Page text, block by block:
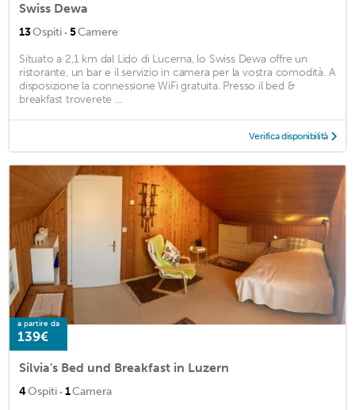
Swiss Dewa
13Ospiti · 5Camere
Situato a 2,1 km dal Lido di Lucerna, lo Swiss Dewa offre un
ristorante, un bar e il servizio in camera per la vostra comodità. A
disposizione la connessione WiFi gratuita. Presso il bed &
breakfast troverete ...
Verifica disponibilità
a partire da
139€
Silvia's Bed und Breakfast in Luzern
4Ospiti · 1Camera